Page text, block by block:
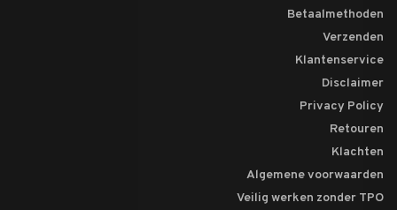
Betaalmethoden
Verzenden
Klantenservice
Disclaimer
Privacy Policy
Retouren
Klachten
Algemene voorwaarden
Veilig werken zonder TPO